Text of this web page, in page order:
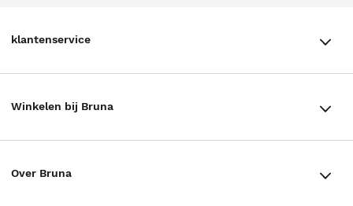
klantenservice
Winkelen bij Bruna
Over Bruna